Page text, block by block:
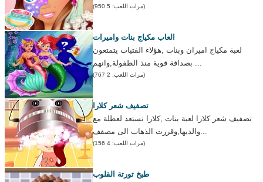
(مرات اللعب: 5 950)
العاب مكياج بنات واميرات
لعبة مكياج اميران وبنات ,هؤلاء الفتيات يتمتعون
بصداقة قوية منذ الطفولة,وانهم ...
(مرات اللعب: 2 767)
تصفيف شعر كلارا
تصفيف شعر كلارا لعبة بنات ,كلارا تستعد لعطلة مع
والديها,وقررت الذهاب الى مصفف...
(مرات اللعب: 4 156)
طبخ تورتة القلوب